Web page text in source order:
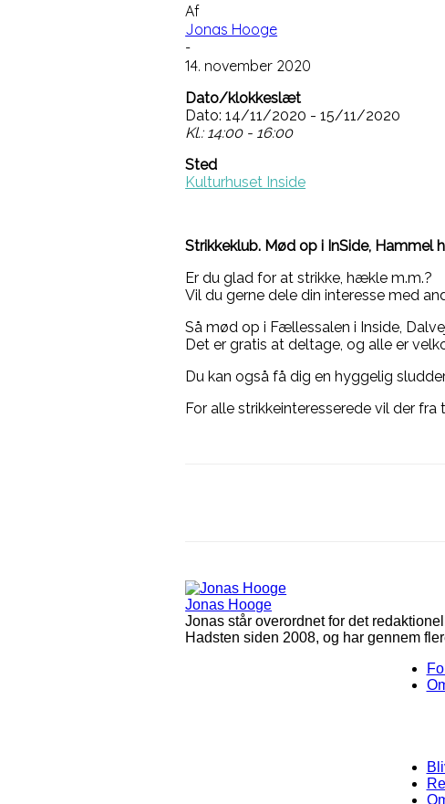
Af
Jonas Hooge
-
14. november 2020
Dato/klokkeslæt
Dato: 14/11/2020 - 15/11/2020
Kl.: 14:00 - 16:00
Sted
Kulturhuset Inside
Strikkeklub. Mød op i InSide, Hammel
Er du glad for at strikke, hækle m.m.?
Vil du gerne dele din interesse med
Så mød op i Fællessalen i Inside,
Det er gratis at deltage, og alle er
Du kan også få dig en hyggelig
For alle strikkeinteresserede vil der
Jonas Hooge
Jonas står overordnet for det
Hadsten siden 2008, og har gennem